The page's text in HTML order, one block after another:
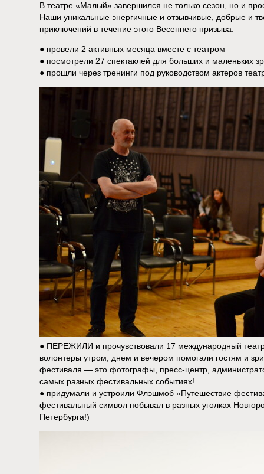
В театре «Малый» завершился не только сезон, но и
Наши уникальные энергичные и отзывчивые, добрые и
приключений в течение этого Весеннего призыва:
● провели 2 активных месяца вместе с театром
● посмотрели 27 спектаклей для больших и маленьких
● прошли через тренинги под руководством актеров
● ПЕРЕЖИЛИ и прочувствовали 17 международный
волонтеры утром, днем и вечером помогали гостям и
фестиваля — это фотографы, пресс-центр,
самых разных фестивальных событиях!
● придумали и устроили Флэшмоб «Путешествие
фестивальный символ побывал в разных уголках
Петербурга!)